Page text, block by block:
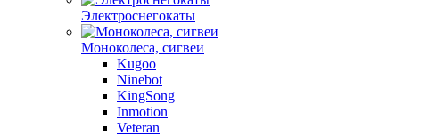
Электроснегокаты
Моноколеса, сигвеи
Kugoo
Ninebot
KingSong
Inmotion
Veteran